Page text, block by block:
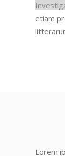
etiam
Lorem